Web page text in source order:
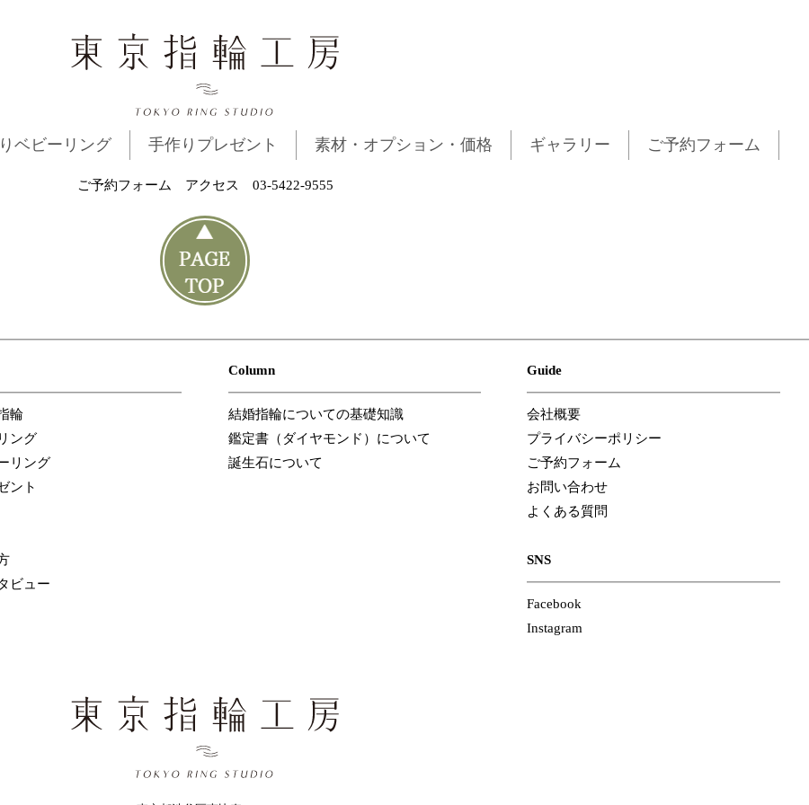
ベビーリング 手作りプレゼント 素材・オプション・価格 ギャラリー ご予約フォーム
ご予約フォーム アクセス 03-5422-9555
輪
ング
リング
ント
ビュー
Column
結婚指輪についての基礎知識
鑑定書（ダイヤモンド）について
誕生石について
Guide
会社概要
プライバシーポリシー
ご予約フォーム
お問い合わせ
よくある質問
SNS
Facebook
Instagram